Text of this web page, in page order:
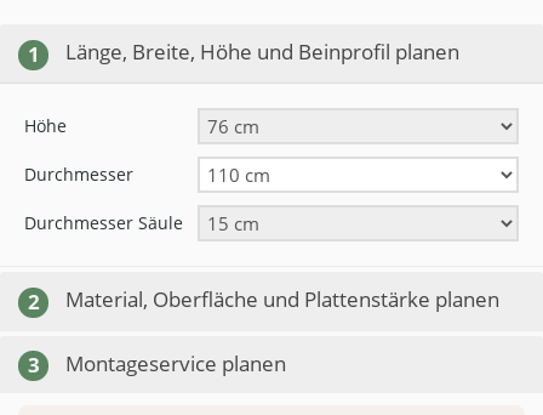
1 Länge, Breite, Höhe und Beinprofil planen
Höhe
Durchmesser
Durchmesser Säule
2 Material, Oberfläche und Plattenstärke planen
3 Montageservice planen